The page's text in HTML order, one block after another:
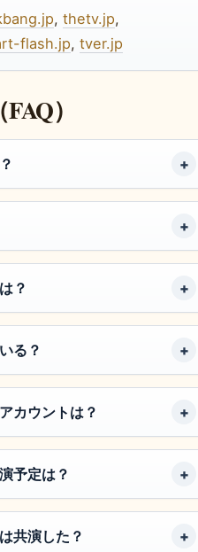
, thetv.jp,
flash.jp, tver.jp
）
？
る？
カウントは？
予定は？
共演した？